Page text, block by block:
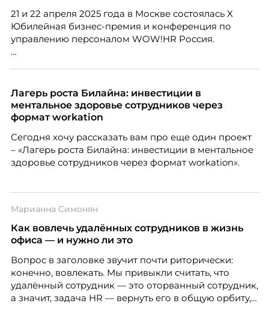
21 и 22 апреля 2025 года в Москве состоялась X
Юбилейная бизнес-премия и конференция по
управлению персоналом WOW!HR Россия.
номинантов и гостей мероприятия.
Лагерь роста Билайна: инвестиции в
ментальное здоровье сотрудников через
формат workation
Сегодня хочу рассказать вам про еще один проект
– «Лагерь роста Билайна: инвестиции в ментальное
здоровье сотрудников через формат workation».
Марианна Симонян
Как вовлечь удалённых сотрудников в жизнь
офиса — и нужно ли это
Вопрос в заголовке звучит почти риторически:
конечно, вовлекать. Мы привыкли считать, что
удалённый сотрудник — это оторванный сотрудник,
а значит, задача HR — вернуть его в общую орбиту,